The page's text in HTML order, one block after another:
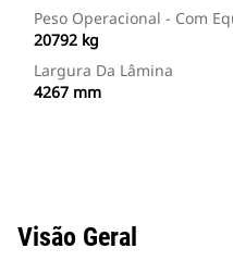
Peso Operacional - Com
20792 kg
Largura Da Lâmina
4267 mm
Visão Geral